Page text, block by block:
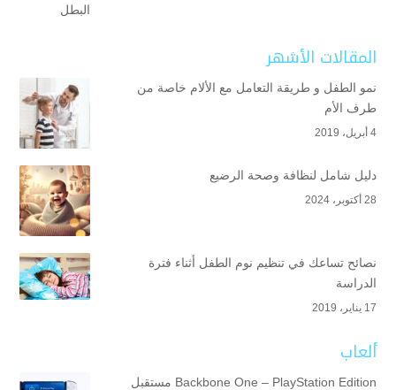
المقالات الأشهر
نمو الطفل و طريقة التعامل مع الألام خاصة من
طرف الأم
4 أبريل، 2019
دليل شامل لنظافة وصحة الرضيع
28 أكتوبر، 2024
نصائح تساعك في تنظيم نوم الطفل أثناء فترة
الدراسة
17 يناير، 2019
ألعاب
Backbone One – PlayStation Edition مستقبل